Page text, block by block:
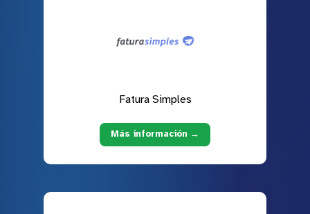
Fatura Simples
Más información →